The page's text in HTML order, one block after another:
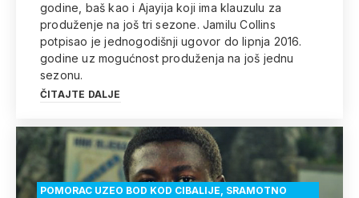
godine, baš kao i Ajayija koji ima klauzulu za
produženje na još tri sezone. Jamilu Collins
potpisao je jednogodišnji ugovor do lipnja 2016.
godine uz mogućnost produženja na još jednu
sezonu.
ČITAJTE DALJE
POMORAC UZEO BOD KOD CIBALIJE, SRAMOTNO